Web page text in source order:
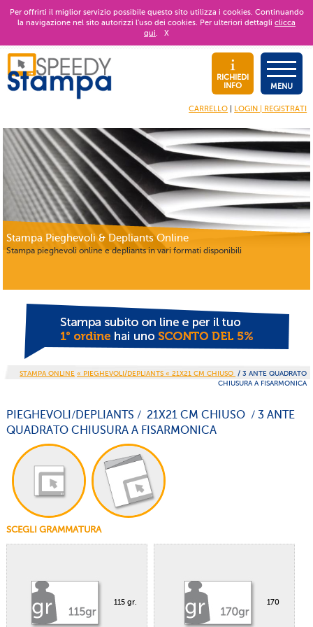
Per offrirti il miglior servizio possibile questo sito utilizza i cookies. Continuando
la navigazione nel sito autorizzi l’uso dei cookies. Per ulteriori dettagli clicca
qui. X
RICHIEDI
INFO
MENU
CARRELLO LOGIN | REGISTRATI
Stampa Pieghevoli & Depliants Online
Stampa pieghevoli online e depliants in vari formati disponibili
STAMPA ONLINE « PIEGHEVOLI/DEPLIANTS« 21X21 CM CHIUSO
/ 3 ANTE QUADRATO
CHIUSURA A FISARMONICA
PIEGHEVOLI/DEPLIANTS / 21X21 CM CHIUSO / 3 ANTE
QUADRATO CHIUSURA A FISARMONICA
SCEGLI GRAMMATURA
115 gr. 170